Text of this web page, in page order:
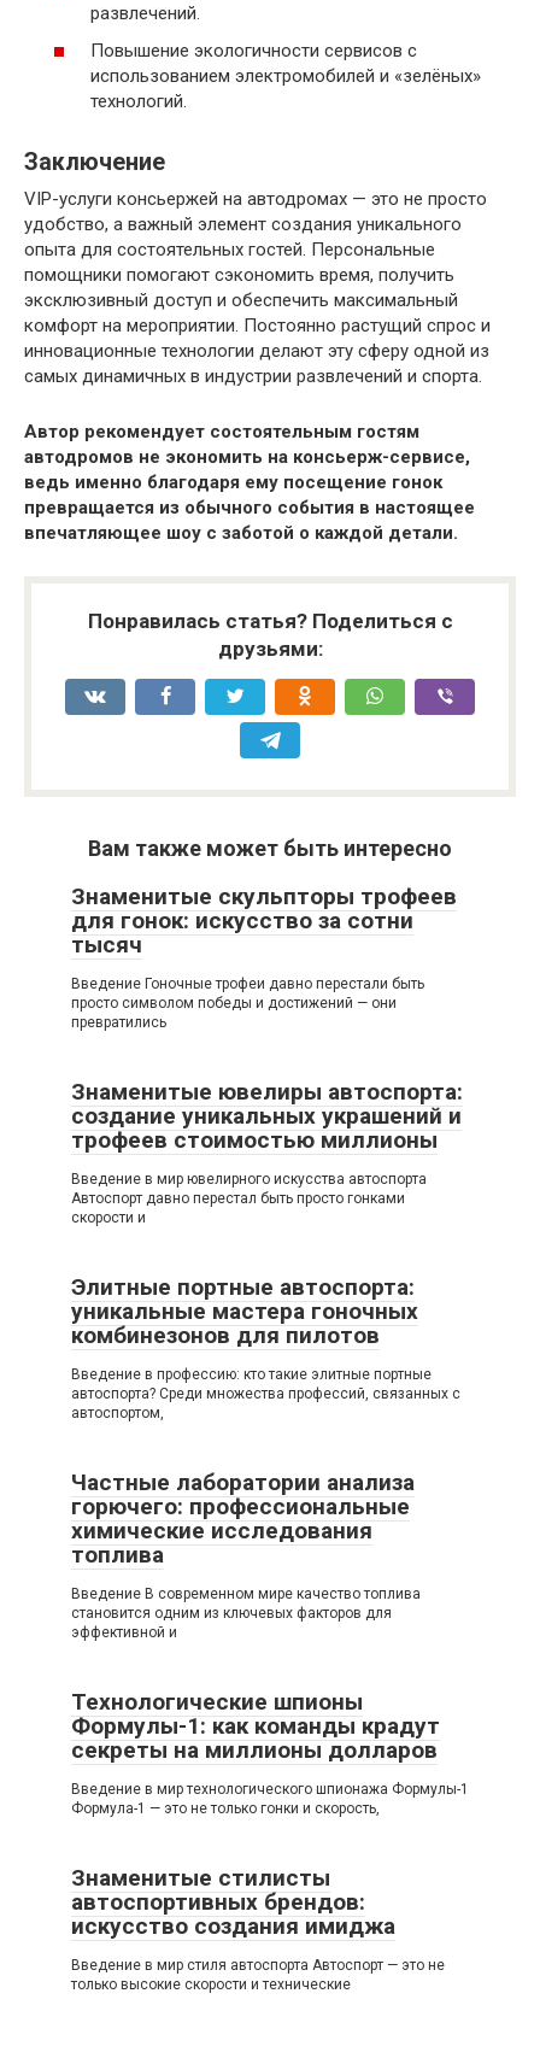
развлечений.
Повышение экологичности сервисов с
использованием электромобилей и «зелёных»
технологий.
Заключение
VIP-услуги консьержей на автодромах — это не просто
удобство, а важный элемент создания уникального
опыта для состоятельных гостей. Персональные
помощники помогают сэкономить время, получить
эксклюзивный доступ и обеспечить максимальный
комфорт на мероприятии. Постоянно растущий спрос и
инновационные технологии делают эту сферу одной из
самых динамичных в индустрии развлечений и спорта.
Автор рекомендует состоятельным гостям
автодромов не экономить на консьерж-сервисе,
ведь именно благодаря ему посещение гонок
превращается из обычного события в настоящее
впечатляющее шоу с заботой о каждой детали.
Понравилась статья? Поделиться с
друзьями:
Вам также может быть интересно
Знаменитые скульпторы трофеев
для гонок: искусство за сотни
тысяч
Введение Гоночные трофеи давно перестали быть
просто символом победы и достижений — они
превратились
Знаменитые ювелиры автоспорта:
создание уникальных украшений и
трофеев стоимостью миллионы
Введение в мир ювелирного искусства автоспорта
Автоспорт давно перестал быть просто гонками
скорости и
Элитные портные автоспорта:
уникальные мастера гоночных
комбинезонов для пилотов
Введение в профессию: кто такие элитные портные
автоспорта? Среди множества профессий, связанных с
автоспортом,
Частные лаборатории анализа
горючего: профессиональные
химические исследования
топлива
Введение В современном мире качество топлива
становится одним из ключевых факторов для
эффективной и
Технологические шпионы
Формулы-1: как команды крадут
секреты на миллионы долларов
Введение в мир технологического шпионажа Формулы-1
Формула-1 — это не только гонки и скорость,
Знаменитые стилисты
автоспортивных брендов:
искусство создания имиджа
Введение в мир стиля автоспорта Автоспорт — это не
только высокие скорости и технические